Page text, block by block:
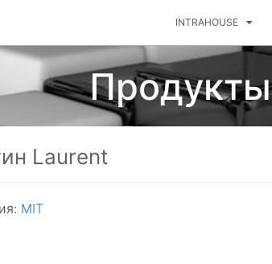
INTRAHOUSE
Продукты
Laurent
MIT